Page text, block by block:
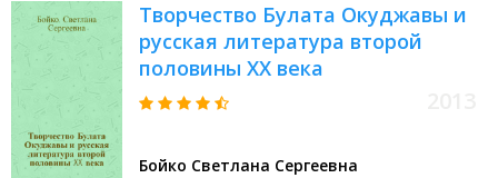
Творчество Булата Окуджавы и
русская литература второй
половины XX века
Бойко Светлана Сергеевна